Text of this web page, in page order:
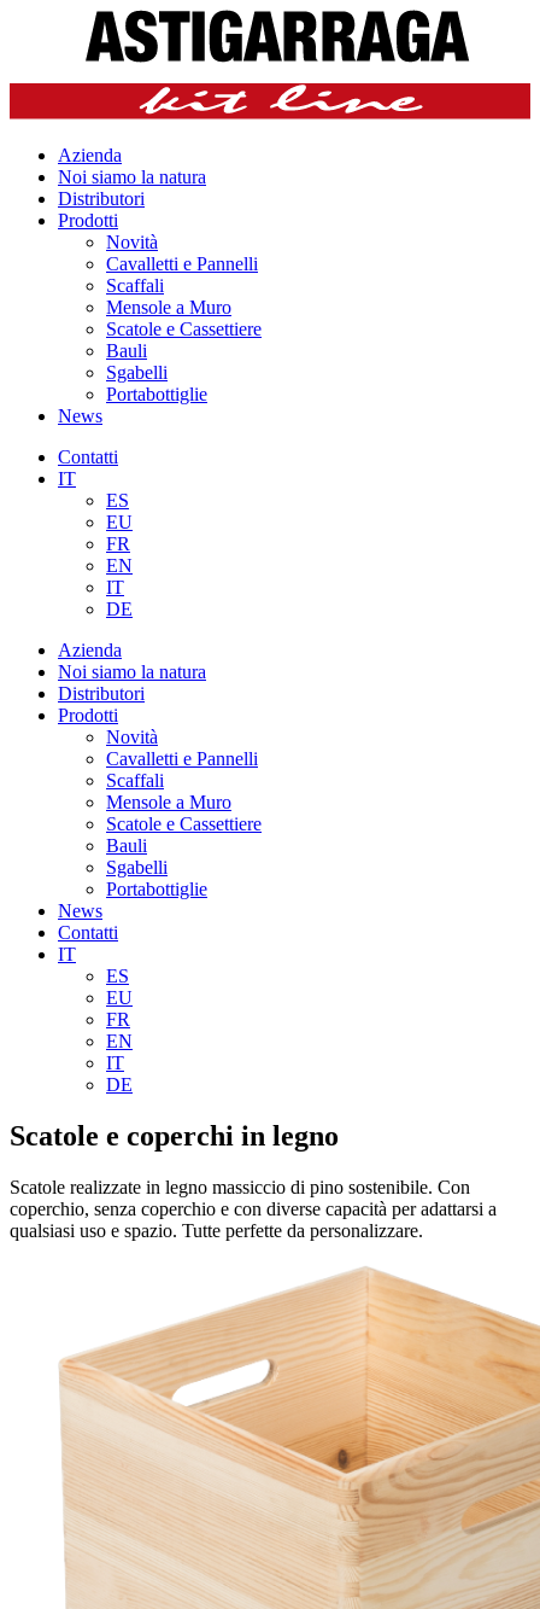
Azienda
Noi siamo la natura
Distributori
Prodotti
Novità
Cavalletti e Pannelli
Scaffali
Mensole a Muro
Scatole e Cassettiere
Bauli
Sgabelli
Portabottiglie
News
Contatti
IT
ES
EU
FR
EN
IT
DE
Azienda
Noi siamo la natura
Distributori
Prodotti
Novità
Cavalletti e Pannelli
Scaffali
Mensole a Muro
Scatole e Cassettiere
Bauli
Sgabelli
Portabottiglie
News
Contatti
IT
ES
EU
FR
EN
IT
DE
Scatole e coperchi in legno
Scatole realizzate in legno massiccio di pino sostenibile. Con
coperchio, senza coperchio e con diverse capacità per adattarsi a
qualsiasi uso e spazio. Tutte perfette da personalizzare.